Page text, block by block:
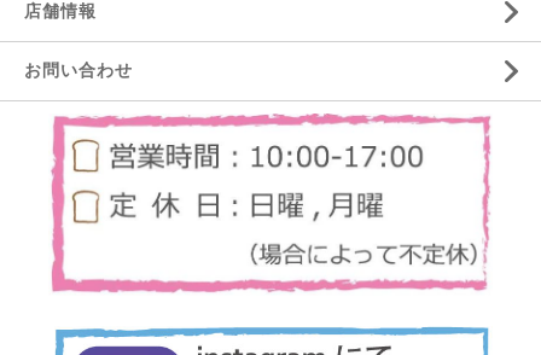
店舗情報
お問い合わせ